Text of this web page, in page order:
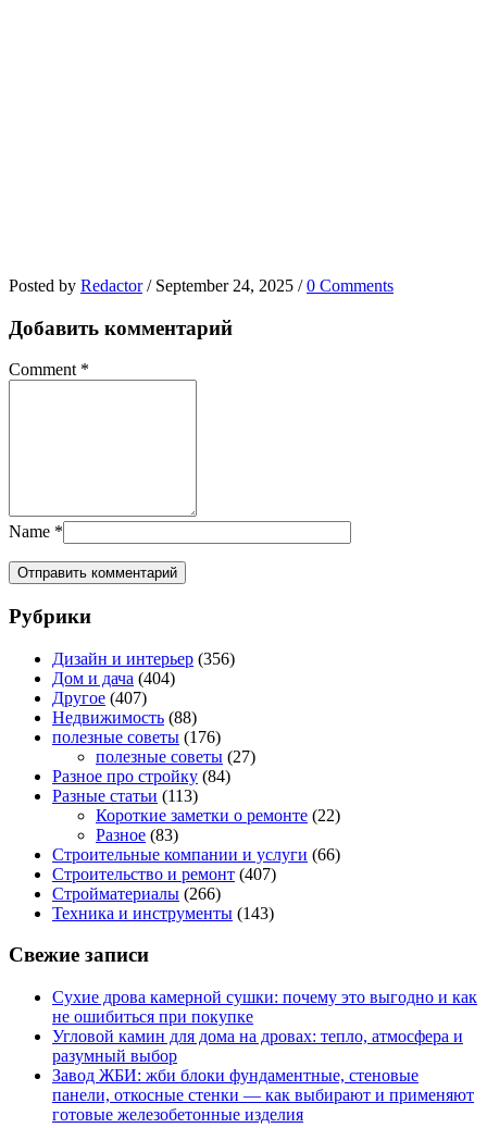
Posted by Redactor / September 24, 2025 / 0 Comments
Добавить комментарий
Comment *
Name *
Рубрики
Дизайн и интерьер (356)
Дом и дача (404)
Другое (407)
Недвижимость (88)
полезные советы (176)
полезные советы (27)
Разное про стройку (84)
Разные статьи (113)
Короткие заметки о ремонте (22)
Разное (83)
Строительные компании и услуги (66)
Строительство и ремонт (407)
Стройматериалы (266)
Техника и инструменты (143)
Свежие записи
Сухие дрова камерной сушки: почему это выгодно и как
не ошибиться при покупке
Угловой камин для дома на дровах: тепло, атмосфера и
разумный выбор
Завод ЖБИ: жби блоки фундаментные, стеновые
панели, откосные стенки — как выбирают и применяют
готовые железобетонные изделия